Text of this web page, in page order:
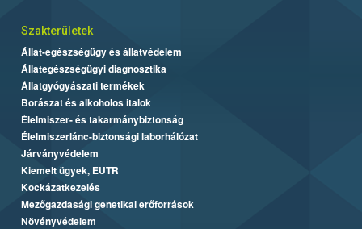
Szakterületek
Állat-egészségügy és állatvédelem
Állategészségügyi diagnosztika
Állatgyógyászati termékek
Borászat és alkoholos italok
Élelmiszer- és takarmánybiztonság
Élelmiszerlánc-biztonsági laborhálózat
Járványvédelem
Kiemelt ügyek, EUTR
Kockázatkezelés
Mezőgazdasági genetikai erőforrások
Növényvédelem